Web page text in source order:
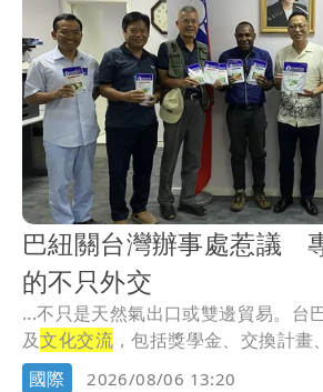
巴紐關台灣辦事處惹議
的不只外交
...不只是天然氣出口或雙邊貿易。台
及文化交流，包括獎學金、交換計畫
以及...
國際 2026/08/06 13:20